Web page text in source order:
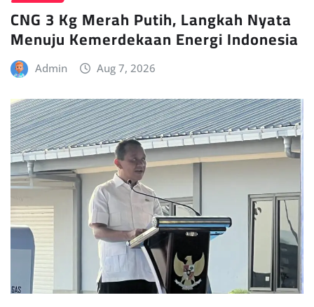
CNG 3 Kg Merah Putih, Langkah Nyata
Menuju Kemerdekaan Energi Indonesia
Admin Aug 7, 2026